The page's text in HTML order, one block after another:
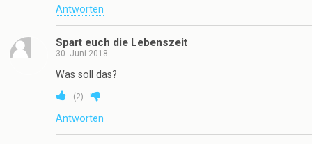
Antworten
Spart euch die Lebenszeit
30. Juni 2018
Was soll das?
(2)
Antworten